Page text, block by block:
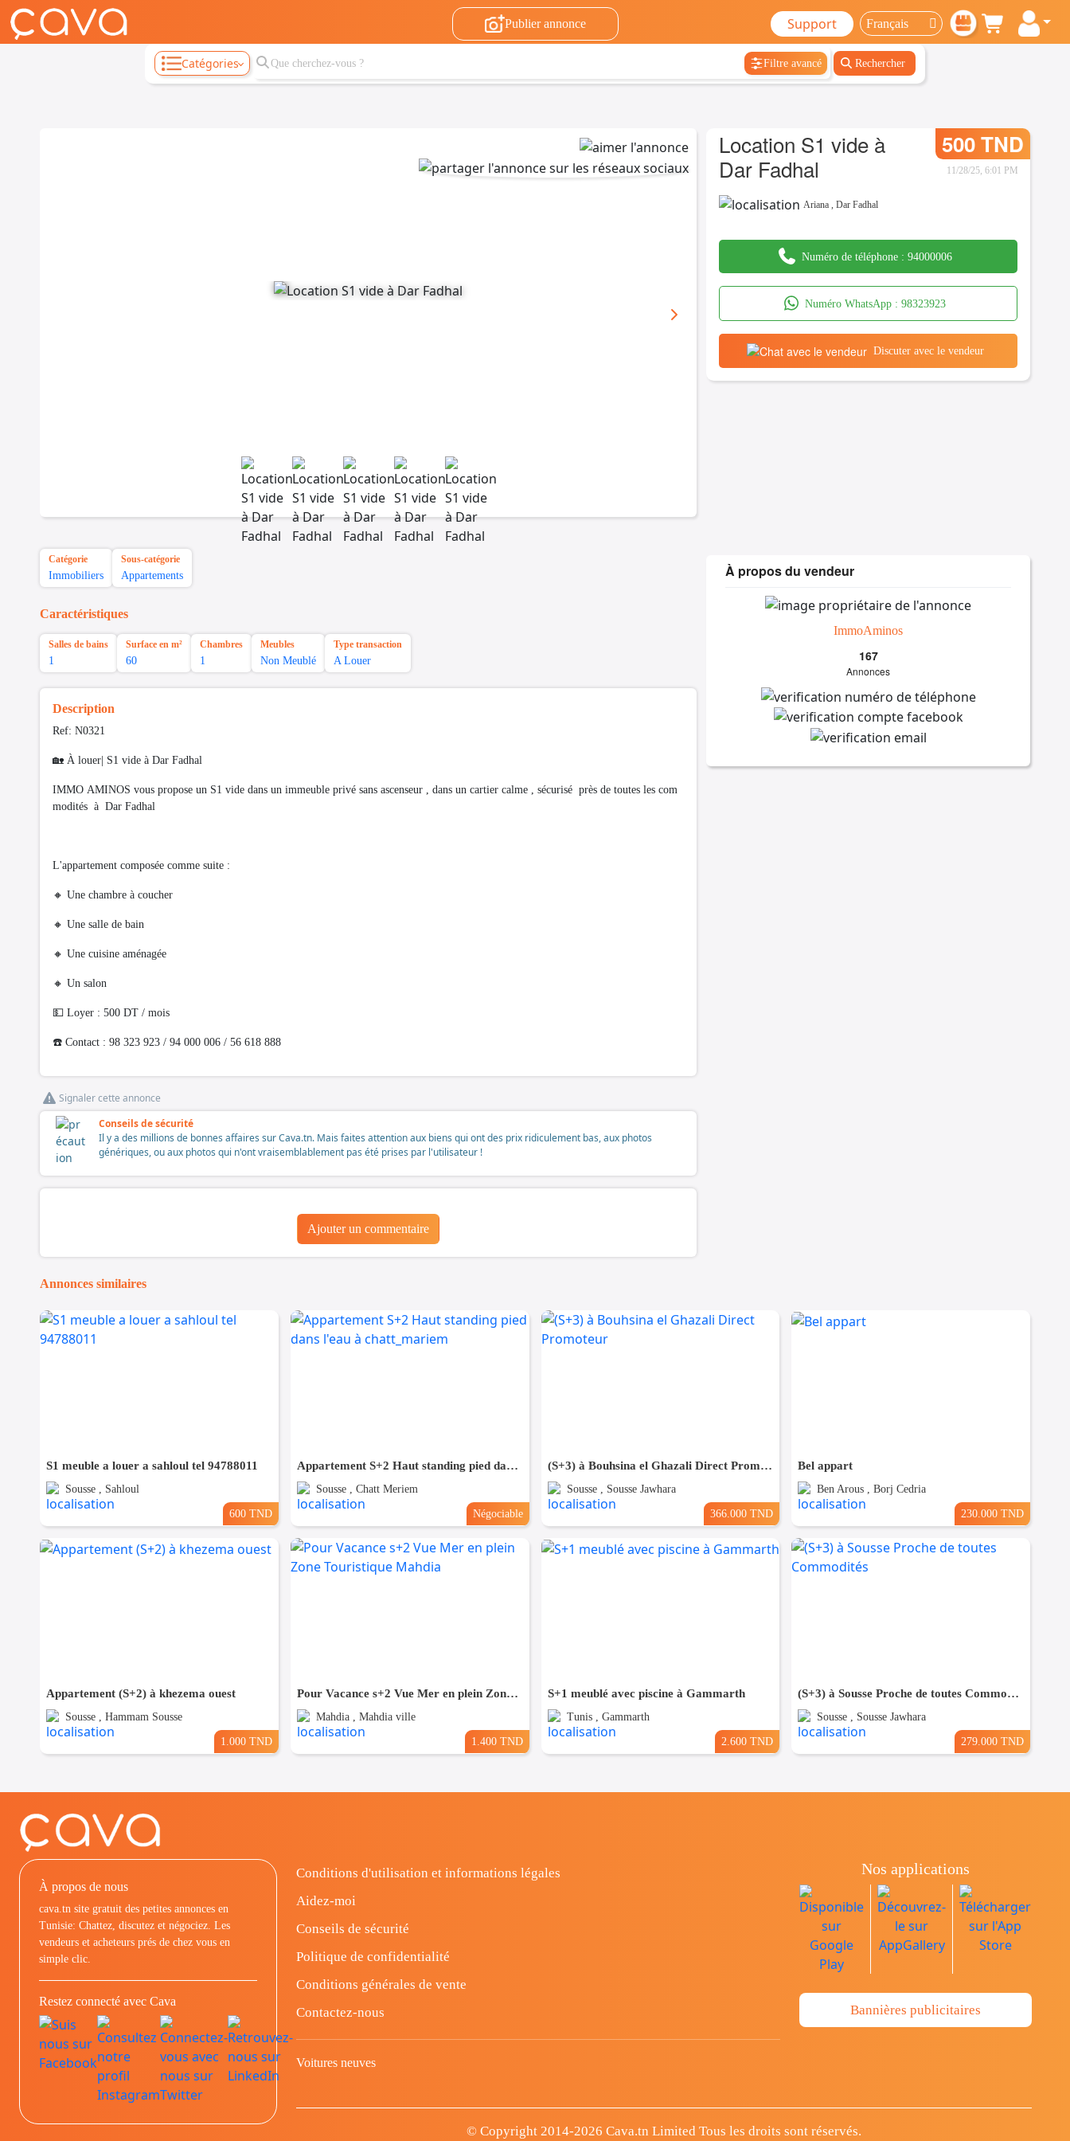
Publier annonce Support
Catégories Filtre avancé Rechercher
Location S1 vide à
Dar Fadhal
500 TND
11/28/25, 6:01 PM
Ariana ,Dar Fadhal
Numéro de téléphone : 94000006
Numéro WhatsApp :98323923
Discuter avec le vendeur
Catégorie
Immobiliers
Sous-catégorie
Appartements
Caractéristiques
Salles de bains
1
Surface en m²
60
Chambres
1
Meubles
Non Meublé
Type transaction
A Louer
Description
Ref: N0321
🏡 À louer| S1 vide à Dar Fadhal
IMMO AMINOS vous propose un S1 vide dans un immeuble privé sans ascenseur , dans un cartier calme , sécurisé près de toutes les com
modités à Dar Fadhal
L'appartement composée comme suite :
🔸️ Une chambre à coucher
🔸️ Une salle de bain
🔸️ Une cuisine aménagée
🔸️ Un salon
💵 Loyer : 500 DT / mois
☎️ Contact : 98 323 923 / 94 000 006 / 56 618 888
Signaler cette annonce
Conseils de sécurité
Il y a des millions de bonnes affaires sur Cava.tn. Mais faites attention aux biens qui ont des prix ridiculement bas, aux photos
génériques, ou aux photos qui n'ont vraisemblablement pas été prises par l'utilisateur !
Ajouter un commentaire
À propos du vendeur
ImmoAminos
167
Annonces
Annonces similaires
S1 meuble a louer a sahloul tel 94788011
Sousse , Sahloul
600 TND
Appartement S+2 Haut standing pied dans l'eau à chatt_mariem
Sousse , Chatt Meriem
Négociable
(S+3) à Bouhsina el Ghazali Direct Promoteur
Sousse , Sousse Jawhara
366.000 TND
Bel appart
Ben Arous , Borj Cedria
230.000 TND
Appartement (S+2) à khezema ouest
Sousse , Hammam Sousse
1.000 TND
Pour Vacance s+2 Vue Mer en plein Zone Touristique Mahdia
Mahdia , Mahdia ville
1.400 TND
S+1 meublé avec piscine à Gammarth
Tunis , Gammarth
2.600 TND
(S+3) à Sousse Proche de toutes Commodités
Sousse , Sousse Jawhara
279.000 TND
À propos de nous
cava.tn site gratuit des petites annonces en
Tunisie: Chattez, discutez et négociez. Les
vendeurs et acheteurs prés de chez vous en
simple clic.
Restez connecté avec Cava
Conditions d'utilisation et informations légales
Aidez-moi
Conseils de sécurité
Politique de confidentialité
Conditions générales de vente
Contactez-nous
Voitures neuves
Nos applications
Bannières publicitaires
© Copyright 2014-2026 Cava.tn Limited Tous les droits sont réservés.